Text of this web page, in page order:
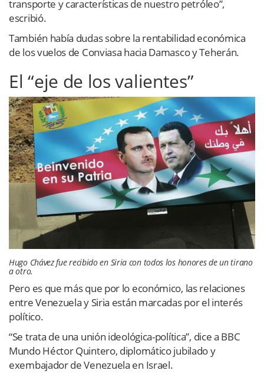
transporte y características de nuestro petróleo”,
escribió.
También había dudas sobre la rentabilidad económica
de los vuelos de Conviasa hacia Damasco y Teherán.
El “eje de los valientes”
Hugo Chávez fue recibido en Siria con todos los honores de un tirano
a otro.
Pero es que más que por lo económico, las relaciones
entre Venezuela y Siria están marcadas por el interés
político.
“Se trata de una unión ideológica-política”, dice a BBC
Mundo Héctor Quintero, diplomático jubilado y
exembajador de Venezuela en Israel.